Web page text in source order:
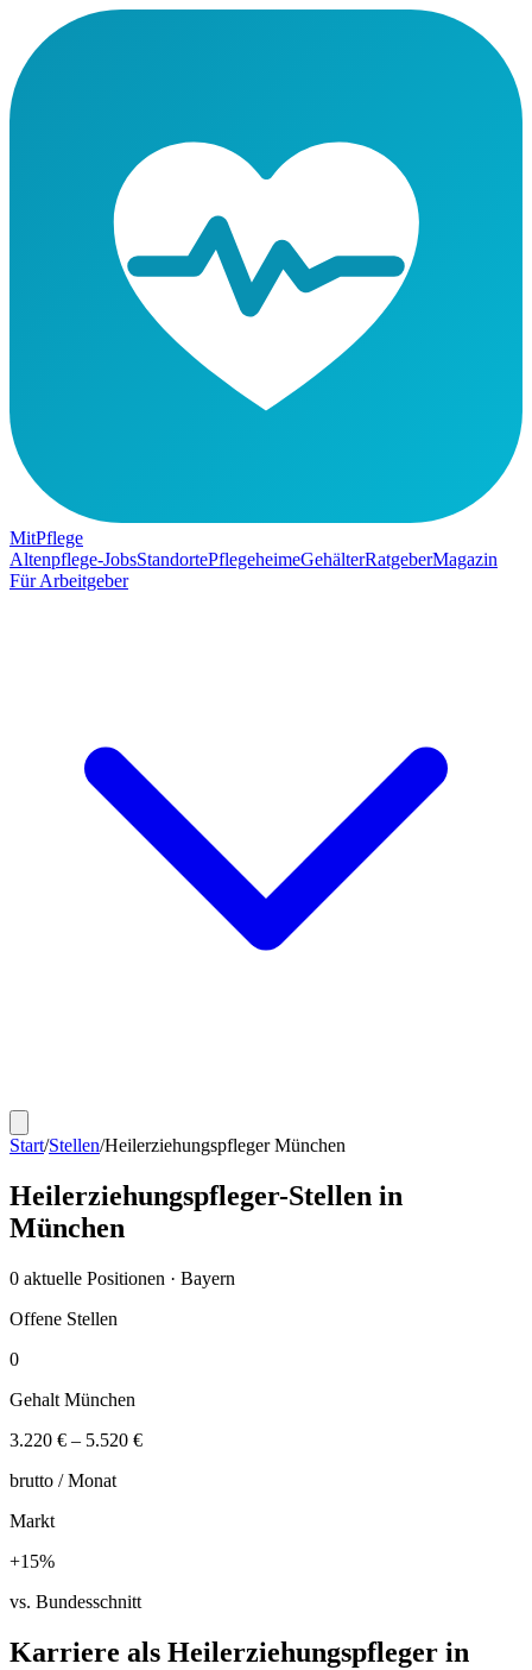
MitPflege
Altenpflege-JobsStandortePflegeheimeGehälterRatgeberMagazin
Für Arbeitgeber
Start/Stellen/Heilerziehungspfleger München
Heilerziehungspfleger-Stellen in
München
0 aktuelle Positionen · Bayern
Offene Stellen
0
Gehalt München
3.220 € – 5.520 €
brutto /Monat
Markt
+15%
vs. Bundesschnitt
Karriere als Heilerziehungspfleger in